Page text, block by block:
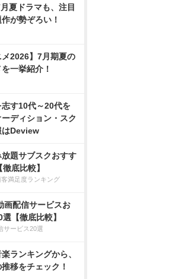
夏ドラマも、注目
が勢ぞろい！
メ2026】7月期夏の
一挙紹介！
す10代～20代を
ディション・スク
はDeview
題サブスクおすす
底比較】
満足度ランキング
画配信サービスお
【徹底比較】
サービス20選
ランキングから、
移をチェック！